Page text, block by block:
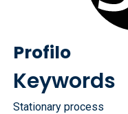
Profilo
Keywords
Stationary process